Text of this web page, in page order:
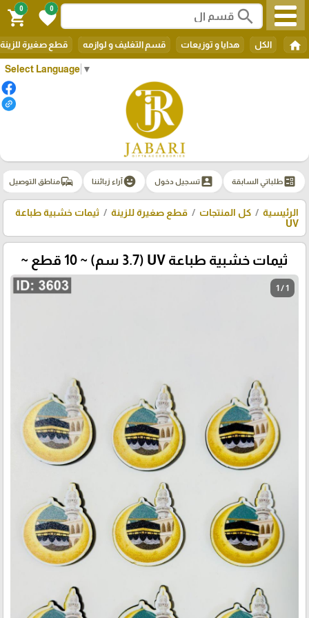
Select Language ▼
search
0
favorite
0
shopping_cart
home الكل هدايا و توزيعات قسم التغليف و لوازمه قطع صغيرة للزينة
ballotطلباتي السابقة account_boxتسجيل دخول emoji_emotionsآراء زبائننا commuteمناطق التوصيل
الرئيسية كل المنتجات قطع صغيرة للزينة
ثيمات خشبية طباعة
UV
ثيمات خشبية طباعة UV (3.7 سم) ~ 10 قطع ~
1 / 1